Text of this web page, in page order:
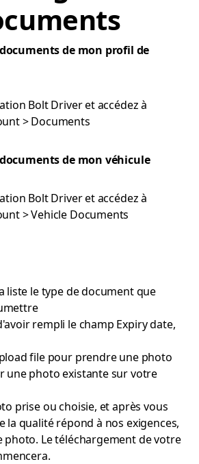
de mon profil de
Bolt Driver et accédez à
> Documents
de mon véhicule
Bolt Driver et accédez à
> Vehicle Documents
liste le type de document que
rempli le champ Expiry date,
file pour prendre une photo
une photo existante sur votre
prise ou choisie, et après vous
la qualité répond à nos exigences,
photo. Le téléchargement de votre